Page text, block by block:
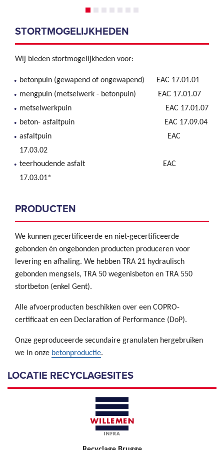
STORTMOGELIJKHEDEN
Wij bieden stortmogelijkheden voor:
betonpuin (gewapend of ongewapend) EAC 17.01.01
mengpuin (metselwerk - betonpuin) EAC 17.01.07
metselwerkpuin EAC 17.01.07
beton- asfaltpuin EAC 17.09.04
asfaltpuin EAC
17.03.02
teerhoudende asfalt EAC
17.03.01*
PRODUCTEN
We kunnen gecertificeerde en niet-gecertificeerde
gebonden én ongebonden producten produceren voor
levering en afhaling. We hebben TRA 21 hydraulisch
gebonden mengsels, TRA 50 wegenisbeton en TRA 550
stortbeton (enkel Gent).
Alle afvoerproducten beschikken over een COPRO-
certificaat en een Declaration of Performance (DoP).
Onze geproduceerde secundaire granulaten hergebruiken
we in onze betonproductie.
LOCATIE RECYCLAGESITES